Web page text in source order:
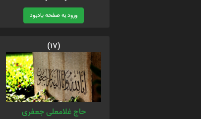
ورود به صفحه یادبود
(17)
حاج غلامعلی جعفری